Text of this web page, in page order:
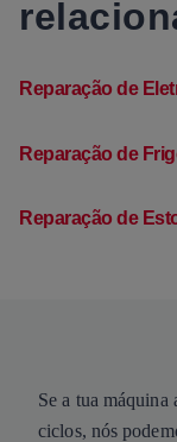
Reparação de
Reparação de
Reparação de
Se a tua máquina
ciclos, nós